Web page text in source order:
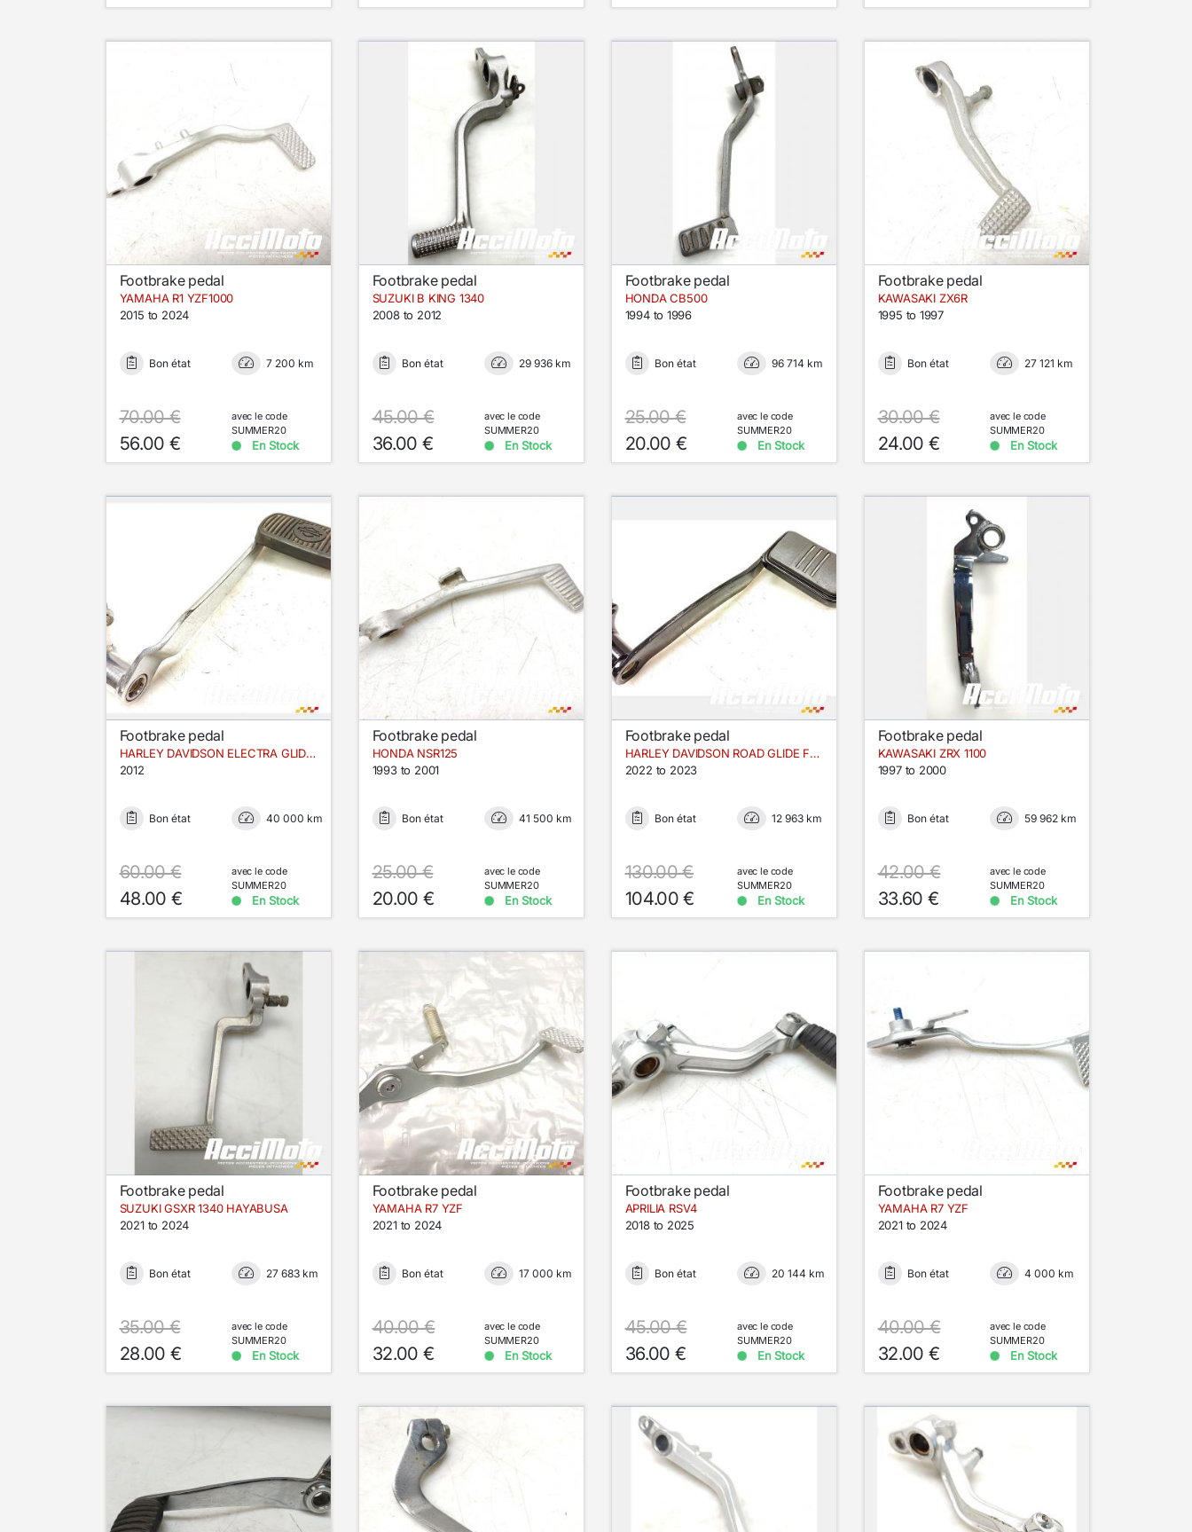
Footbrake pedal
YAMAHA R1 YZF1000
2015 to 2024
Bon état 7 200 km
70.00 €
56.00 €
avec le code
SUMMER20
En Stock
Footbrake pedal
SUZUKI B KING 1340
2008 to 2012
Bon état 29 936 km
45.00 €
36.00 €
avec le code
SUMMER20
En Stock
Footbrake pedal
HONDA CB500
1994 to 1996
Bon état 96 714 km
25.00 €
20.00 €
avec le code
SUMMER20
En Stock
Footbrake pedal
KAWASAKI ZX6R
1995 to 1997
Bon état 27 121 km
30.00 €
24.00 €
avec le code
SUMMER20
En Stock
Footbrake pedal
HARLEY DAVIDSON ELECTRA GLIDE ULTRA LIMITED FLHTK
2012
Bon état 40 000 km
60.00 €
48.00 €
avec le code
SUMMER20
En Stock
Footbrake pedal
HONDA NSR125
1993 to 2001
Bon état 41 500 km
25.00 €
20.00 €
avec le code
SUMMER20
En Stock
Footbrake pedal
HARLEY DAVIDSON ROAD GLIDE FLTRXST
2022 to 2023
Bon état 12 963 km
130.00 €
104.00 €
avec le code
SUMMER20
En Stock
Footbrake pedal
KAWASAKI ZRX 1100
1997 to 2000
Bon état 59 962 km
42.00 €
33.60 €
avec le code
SUMMER20
En Stock
Footbrake pedal
SUZUKI GSXR 1340 HAYABUSA
2021 to 2024
Bon état 27 683 km
35.00 €
28.00 €
avec le code
SUMMER20
En Stock
Footbrake pedal
YAMAHA R7 YZF
2021 to 2024
Bon état 17 000 km
40.00 €
32.00 €
avec le code
SUMMER20
En Stock
Footbrake pedal
APRILIA RSV4
2018 to 2025
Bon état 20 144 km
45.00 €
36.00 €
avec le code
SUMMER20
En Stock
Footbrake pedal
YAMAHA R7 YZF
2021 to 2024
Bon état 4 000 km
40.00 €
32.00 €
avec le code
SUMMER20
En Stock